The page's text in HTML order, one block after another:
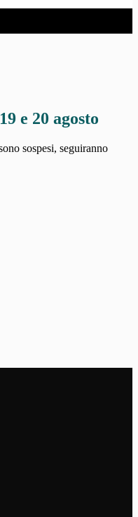
e 20 agosto
sospesi, seguiranno